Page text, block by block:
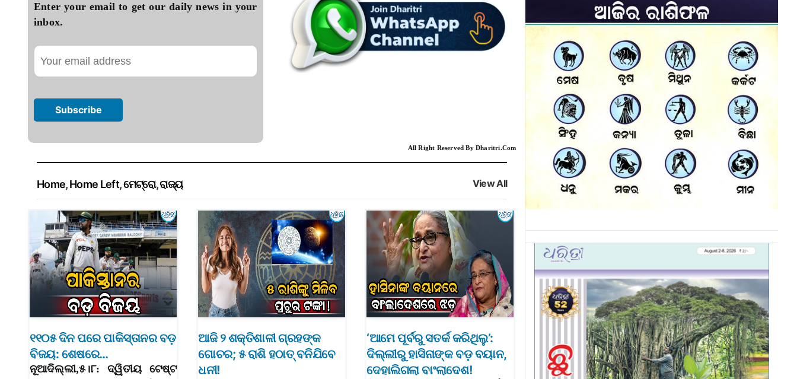
Enter your email to get our daily news in your
inbox.
All Right Reserved By Dharitri.Com
Home,Home Left,ମେଟ୍ରୋ,ରାଜ୍ୟ View All
୧୧୦୫ ଦିନ ପରେ ପାକିସ୍ତାନର ବଡ଼
ବିଜୟ: ଶେଷରେ…
ନୂଆଦିଲ୍ଲୀ,୫।୮: ଦ୍ୱିତୀୟ ଟେଷ୍ଟ
ଆଜି ୨ ଶକ୍ତିଶାଳୀ ଗ୍ରହଙ୍କ
ଗୋଚର; ୫ ରାଶି ହଠାତ୍‌ ବନିଯିବେ
ଧନୀ!
‘ଆମେ ପୂର୍ବରୁ ସତର୍କ କରିଥିଲୁ’:
ଦିଲ୍ଲୀରୁ ହାସିନାଙ୍କ ବଡ଼ ବୟାନ,
ଦେହାଲିଗଲା ବାଂଲାଦେଶ!